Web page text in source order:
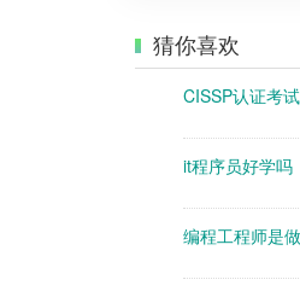
猜你喜欢
CISSP认证考
it程序员好学吗
编程工程师是